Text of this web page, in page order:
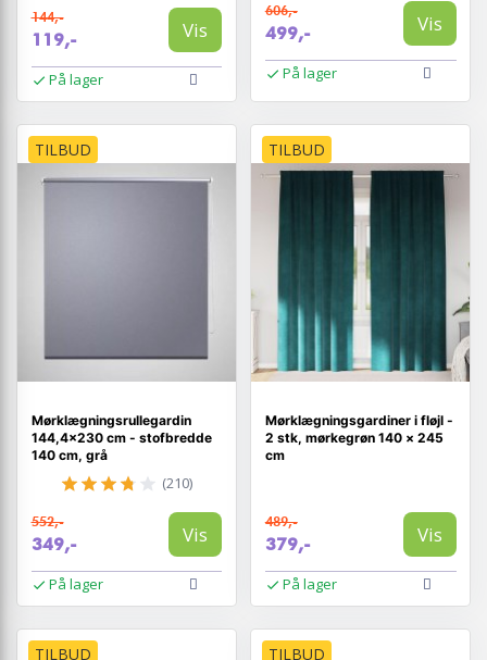
144,-
119,- Vis
På lager
606,-
499,- Vis
På lager
TILBUD
Mørklægningsrullegardin
144,4×230 cm - stofbredde
140 cm, grå
(210)
552,-
349,- Vis
På lager
TILBUD
Mørklægningsgardiner i fløjl -
2 stk, mørkegrøn 140 × 245
cm
489,-
379,- Vis
På lager
TILBUD TILBUD